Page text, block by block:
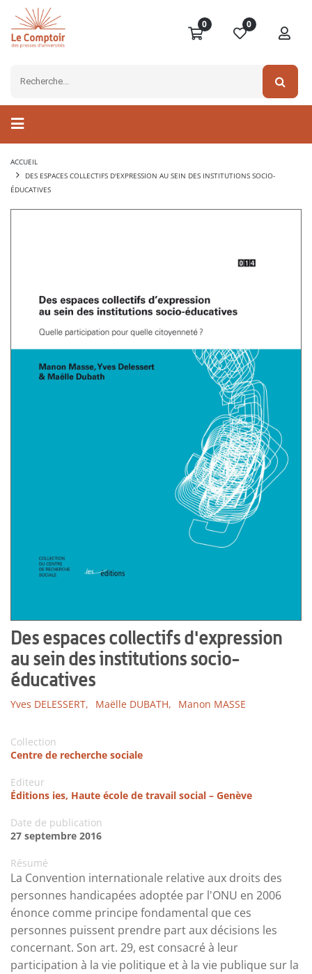
0 0
ACCUEIL
DES ESPACES COLLECTIFS D'EXPRESSION AU SEIN DES INSTITUTIONS SOCIO-
ÉDUCATIVES
Des espaces collectifs d'expression
au sein des institutions socio-
éducatives
Yves DELESSERT, Maëlle DUBATH, Manon MASSE
Collection
Centre de recherche sociale
Editeur
Éditions ies, Haute école de travail social – Genève
Date de publication
27 septembre 2016
Résumé
La Convention internationale relative aux droits des
personnes handicapées adoptée par l'ONU en 2006
énonce comme principe fondamental que ces
personnes puissent prendre part aux décisions les
concernant. Son art. 29, est consacré à leur
participation à la vie politique et à la vie publique sur la